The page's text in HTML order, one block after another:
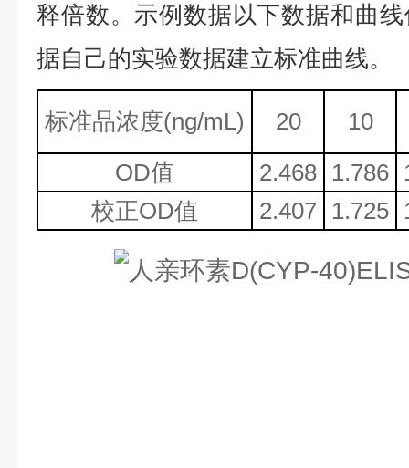
释倍数。示例数据以下数据和曲
据自己的实验数据建立标准曲线。
标准品浓度(ng/mL) 20
10
OD值
2.468 1.786
校正OD值 2.407 1.725